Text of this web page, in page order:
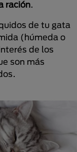
ración.
de tu gata
(húmeda o
de los
son más